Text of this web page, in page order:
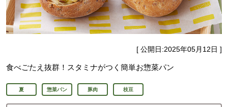
[ 公開日:2025年05月12日 ]
食べごたえ抜群！スタミナがつく簡単お惣菜パン
夏 惣菜パン 豚肉 枝豆